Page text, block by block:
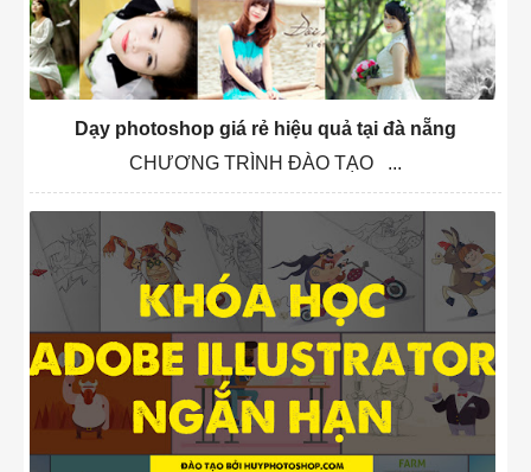
Dạy photoshop giá rẻ hiệu quả tại đà nẵng
CHƯƠNG TRÌNH ĐÀO TẠO ...